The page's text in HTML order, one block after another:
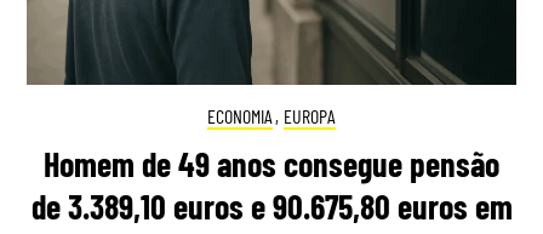
ECONOMIA , EUROPA
Homem de 49 anos consegue pensão
de 3.389,10 euros e 90.675,80 euros em